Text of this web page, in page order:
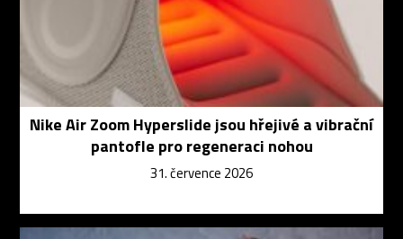
Nike Air Zoom Hyperslide jsou hřejivé a vibrační
pantofle pro regeneraci nohou
31. července 2026